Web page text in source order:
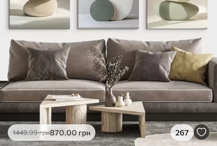
1449.99грн870.00 грн 267